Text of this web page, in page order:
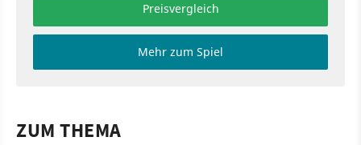
Preisvergleich
Mehr zum Spiel
ZUM THEMA